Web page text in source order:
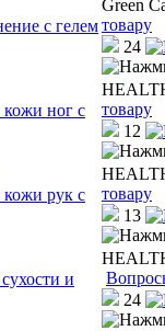
Green
товару
24
товару
12
товару
13
24